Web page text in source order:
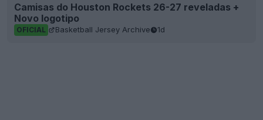
Camisas do Houston Rockets 26-27 reveladas +
Novo logotipo
OFICIAL Basketball Jersey Archive 1d